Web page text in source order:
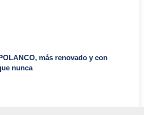
más renovado y con
nunca